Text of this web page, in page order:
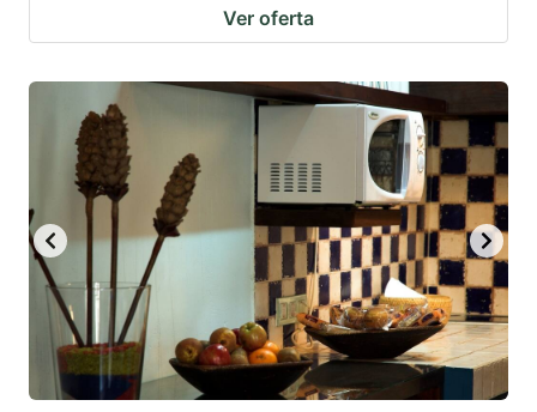
Ver oferta